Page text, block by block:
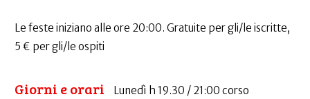
Le feste iniziano alle ore 20:00. Gratuite per gli/le iscritte,
5 € per gli/le ospiti
Giorni e orari
Lunedì h 19.30 / 21:00 corso